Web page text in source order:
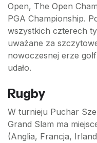
Open, The Open
PGA Championship.
wszystkich czterech
uważane za
nowoczesnej erze
udało.
Rugby
W turnieju Puchar
Grand Slam ma
(Anglia, Francja,